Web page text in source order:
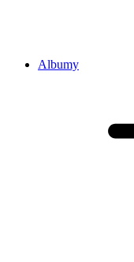
Albumy